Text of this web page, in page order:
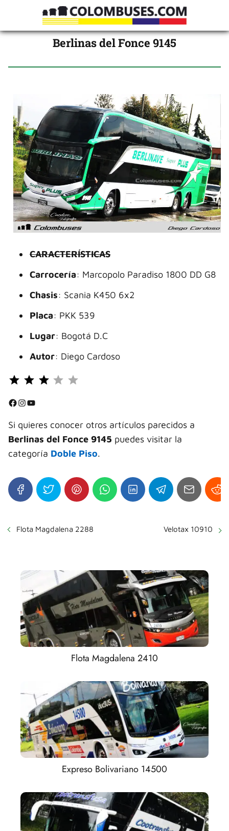
Berlinas del Fonce 9145
CARACTERÍSTICAS
Carrocería: Marcopolo Paradiso 1800 DD G8
Chasis: Scania K450 6x2
Placa: PKK 539
Lugar: Bogotá D.C
Autor: Diego Cardoso
⭐
⭐
Facebook InstagramYouTube
Si quieres conocer otros artículos parecidos a
Berlinas del Fonce 9145 puedes visitar la
categoría Doble Piso.
Flota Magdalena 2288 Velotax 10910
Flota Magdalena 2410
Expreso Bolivariano 14500